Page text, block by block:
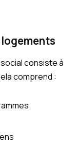
consiste à
comprend :